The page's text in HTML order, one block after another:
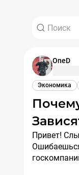
OneD
Экономика
Почему Ваши Дивиденды и Курс Рубля
Привет! Слышал про "бюджетное правило", но думал, это не для инвестора?